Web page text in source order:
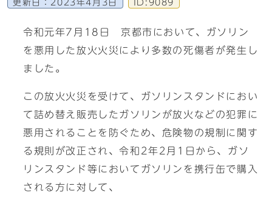
更新日： 2023年4月3日 ID:9089
令和元年7月18日 京都市において、ガソリン
を悪用した放火火災により多数の死傷者が発生し
ました。
この放火火災を受けて、ガソリンスタンドにおい
て詰め替え販売したガソリンが放火などの犯罪に
悪用されることを防ぐため、危険物の規制に関す
る規則が改正され、令和2年2月1日から、ガソ
リンスタンド等においてガソリンを携行缶で購入
される方に対して、